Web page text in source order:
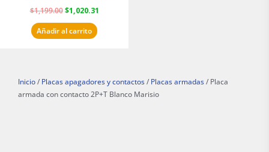
$1,199.00 $1,020.31
Añadir al carrito
Inicio / Placas apagadores y contactos / Placas armadas / Placa
armada con contacto 2P+T Blanco Marisio